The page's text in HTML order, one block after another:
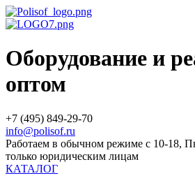
Оборудование и
оптом
+7 (495) 849-29-70
info@polisof.ru
Работаем в обычном режиме с 10-18,
только юридическим лицам
КАТАЛОГ